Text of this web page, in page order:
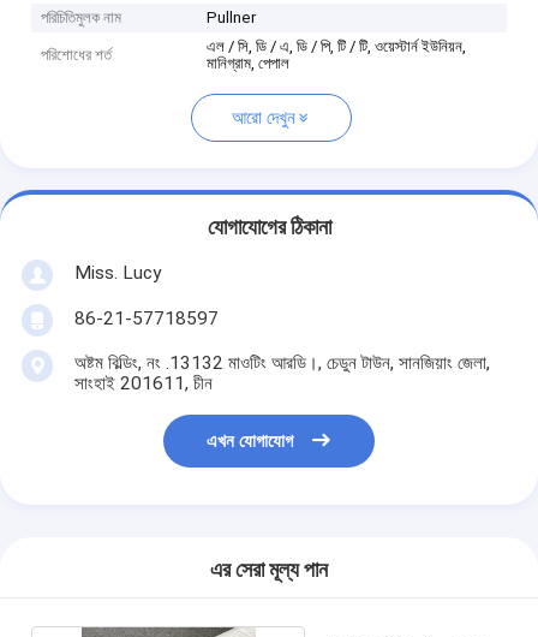
পরিচিতিমুলক নাম
Pullner
পরিশোধের শর্ত
এল / সি, ডি / এ, ডি / পি, টি / টি, ওয়েস্টার্ন ইউনিয়ন,
মানিগ্রাম, পেপাল
আরো দেখুন
যোগাযোগের ঠিকানা
Miss. Lucy
86-21-57718597
অষ্টম বিল্ডিং, নং .13132 মাওটিং আরডি।, চেডুন টাউন, সানজিয়াং জেলা,
সাংহাই 201611, চীন
এখন যোগাযোগ
এর সেরা মূল্য পান